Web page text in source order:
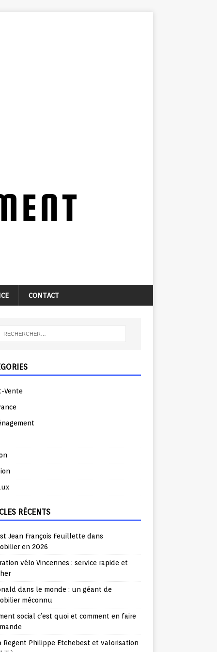
CONTACT
Vente
RÉCENTS
Jean François Feuillette dans
en 2026
vélo Vincennes : service rapide et
dans le monde : un géant de
méconnu
social c’est quoi et comment en faire
Regent Philippe Etchebest et valorisation